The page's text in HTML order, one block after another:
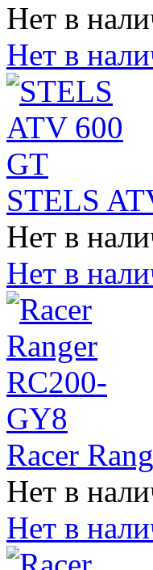
Нет в
Нет в
STELS
Нет в
Нет в
Racer
Нет в
Нет в